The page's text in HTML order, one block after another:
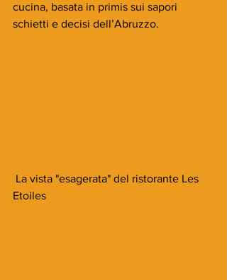
cucina, basata in primis sui sapori
schietti e decisi dell’Abruzzo.
Etoiles